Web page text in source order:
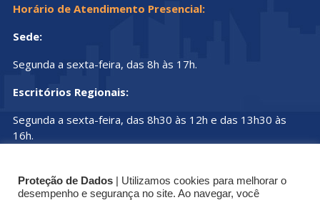
Horário de Atendimento Presencial:
Sede:
Segunda a sexta-feira, das 8h às 17h.
Escritórios Regionais:
Segunda a sexta-feira, das 8h30 às 12h e das 13h30 às
16h.
Proteção de Dados | Utilizamos cookies para melhorar o
desempenho e segurança no site. Ao navegar, você